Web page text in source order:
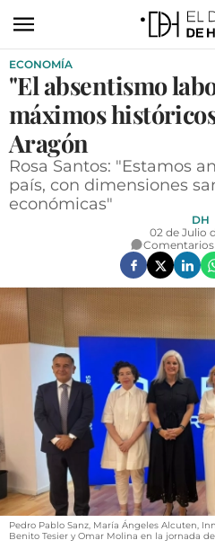
ACTUALIDAD
ECONOMÍA
TECNOLOGÍA
TURISMO
AGROALIMENTACIÓN
SOCIEDAD
OPINIÓN
GALERÍAS
VÍDEOS
CONTACTAR
FIESTAS EN EL ALTO ARAGÓN
FIESTAS DE SAN LORENZO
AGENDA
ECONOMÍA
"El absentismo
máximos
Aragón
Rosa Santos: "Estamos
país, con dimensiones
económicas"
DH
02 de Julio
Comentarios
Pedro Pablo Sanz, María Ángeles Alcuten,
Benito Tesier y Omar Molina en la jornada